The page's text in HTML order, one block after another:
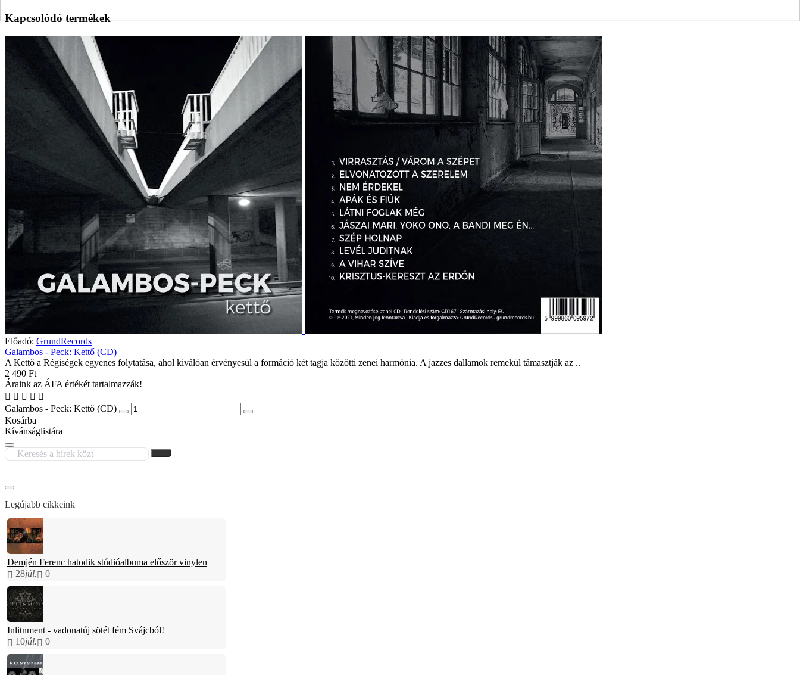
Kapcsolódó termékek
Előadó: GrundRecords
Galambos - Peck: Kettő (CD)
A Kettő a Régiségek egyenes folytatása, ahol kiválóan érvényesül a formáció két tagja közötti zenei harmónia. A jazzes dallamok remekül támasztják az ..
2 490 Ft
Áraink az ÁFA értékét tartalmazzák!
Galambos - Peck: Kettő (CD)
Kosárba
Kívánságlistára
Legújabb cikkeink
Demjén Ferenc hatodik stúdióalbuma először vinylen
28júl. 0
Inlitnment - vadonatúj sötét fém Svájcból!
10júl. 0